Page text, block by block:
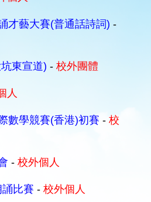
才藝大賽(普通話詩詞) -
東宣道) - 校外團體
人
數學競賽(香港)初賽 - 校
- 校外個人
比賽 - 校外個人